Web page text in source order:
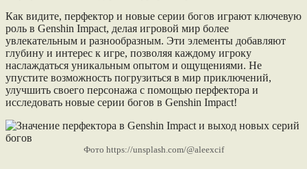
Как видите, перфектор и новые серии богов играют ключевую
роль в Genshin Impact, делая игровой мир более
увлекательным и разнообразным. Эти элементы добавляют
глубину и интерес к игре, позволяя каждому игроку
наслаждаться уникальным опытом и ощущениями. Не
упустите возможность погрузиться в мир приключений,
улучшить своего персонажа с помощью перфектора и
исследовать новые серии богов в Genshin Impact!
Фото https://unsplash.com/@aleexcif